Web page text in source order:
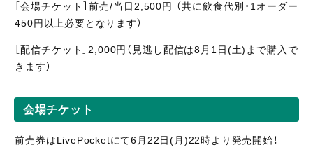
［会場チケット］前売/当日2,500円 （共に飲食代別・1オーダー
450円以上必要となります）
［配信チケット］2,000円（見逃し配信は8月1日(土)まで購入で
きます）
会場チケット
前売券はLivePocketにて6月22日(月)22時より発売開始！